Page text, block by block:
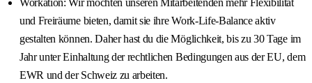
Workation: Wir möchten unseren Mitarbeitenden mehr Flexibilität
und Freiräume bieten, damit sie ihre Work-Life-Balance aktiv
gestalten können. Daher hast du die Möglichkeit, bis zu 30 Tage im
Jahr unter Einhaltung der rechtlichen Bedingungen aus der EU, dem
EWR und der Schweiz zu arbeiten.